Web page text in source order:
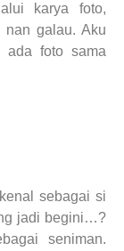
karya foto,
nan galau. Aku
ada foto sama
sebagai si
jadi begini…?
seniman.